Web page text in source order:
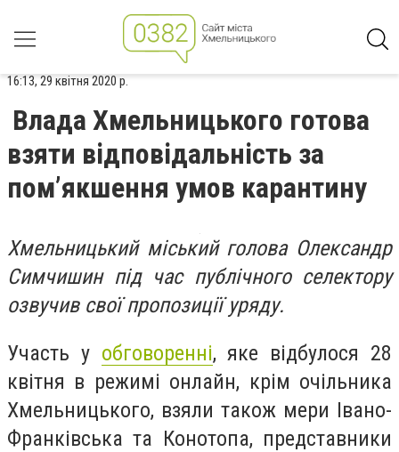
16:13, 29 квітня 2020 р.
Влада Хмельницького готова
взяти відповідальність за
пом’якшення умов карантину
Хмельницький міський голова Олександр
Симчишин під час публічного селектору
озвучив свої пропозиції уряду.
Участь у обговоренні, яке відбулося 28
квітня в режимі онлайн, крім очільника
Хмельницького, взяли також мери Івано-
Франківська та Конотопа, представники